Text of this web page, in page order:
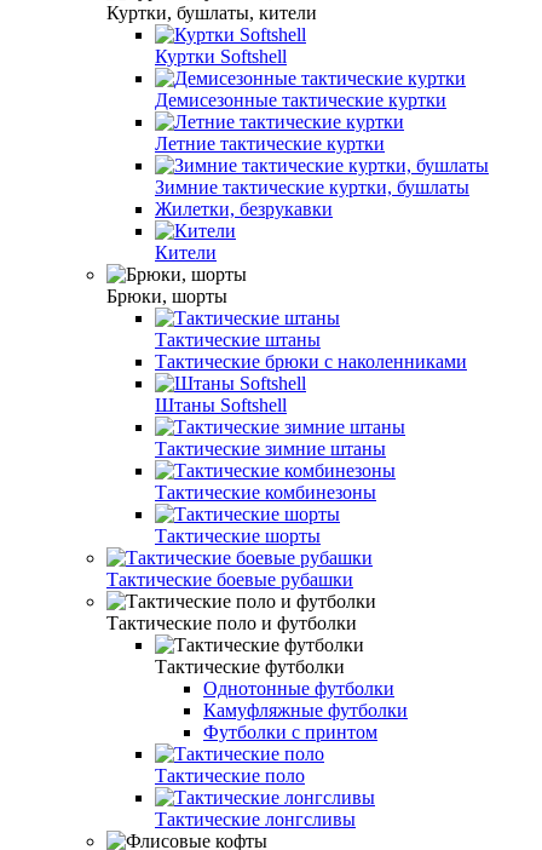
Куртки, бушлаты, кители
Куртки Softshell
Демисезонные тактические куртки
Летние тактические куртки
Зимние тактические куртки, бушлаты
Жилетки, безрукавки
Кители
Брюки, шорты
Тактические штаны
Тактические брюки с наколенниками
Штаны Softshell
Тактические зимние штаны
Тактические комбинезоны
Тактические шорты
Тактические боевые рубашки
Тактические поло и футболки
Тактические футболки
Однотонные футболки
Камуфляжные футболки
Футболки с принтом
Тактические поло
Тактические лонгсливы